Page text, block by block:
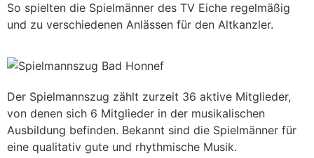
So spielten die Spielmänner des TV Eiche regelmäßig
und zu verschiedenen Anlässen für den Altkanzler.
Der Spielmannszug zählt zurzeit 36 aktive Mitglieder,
von denen sich 6 Mitglieder in der musikalischen
Ausbildung befinden. Bekannt sind die Spielmänner für
eine qualitativ gute und rhythmische Musik.